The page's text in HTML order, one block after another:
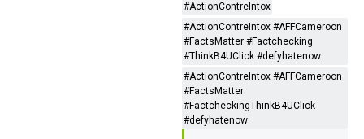
#ActionContreIntox
#ActionContreIntox #AFFCameroon
#FactsMatter #Factchecking
#ThinkB4UClick #defyhatenow
#ActionContreIntox #AFFCameroon
#FactsMatter
#FactcheckingThinkB4UClick
#defyhatenow